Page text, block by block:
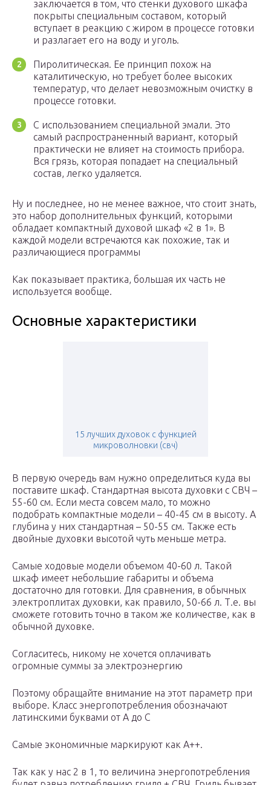
заключается в том, что стенки духового шкафа
покрыты специальным составом, который
вступает в реакцию с жиром в процессе готовки
и разлагает его на воду и уголь.
Пиролитическая. Ее принцип похож на
каталитическую, но требует более высоких
температур, что делает невозможным очистку в
процессе готовки.
С использованием специальной эмали. Это
самый распространенный вариант, который
практически не влияет на стоимость прибора.
Вся грязь, которая попадает на специальный
состав, легко удаляется.
Ну и последнее, но не менее важное, что стоит знать,
это набор дополнительных функций, которыми
обладает компактный духовой шкаф «2 в 1». В
каждой модели встречаются как похожие, так и
различающиеся программы
Как показывает практика, большая их часть не
используется вообще.
Основные характеристики
15 лучших духовок с функцией
микроволновки (свч)
В первую очередь вам нужно определиться куда вы
поставите шкаф. Стандартная высота духовки с СВЧ –
55-60 см. Если места совсем мало, то можно
подобрать компактные модели – 40-45 см в высоту. А
глубина у них стандартная – 50-55 см. Также есть
двойные духовки высотой чуть меньше метра.
Самые ходовые модели объемом 40-60 л. Такой
шкаф имеет небольшие габариты и объема
достаточно для готовки. Для сравнения, в обычных
электроплитах духовки, как правило, 50-66 л. Т.е. вы
сможете готовить точно в таком же количестве, как в
обычной духовке.
Согласитесь, никому не хочется оплачивать
огромные суммы за электроэнергию
Поэтому обращайте внимание на этот параметр при
выборе. Класс энергопотребления обозначают
латинскими буквами от А до С
Самые экономичные маркируют как A++.
Так как у нас 2 в 1, то величина энергопотребления